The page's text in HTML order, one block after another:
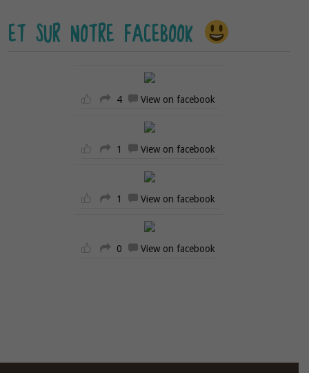
ET SUR NOTRE FACEBOOK
4 View on facebook
1 View on facebook
1 View on facebook
0 View on facebook